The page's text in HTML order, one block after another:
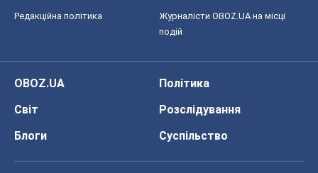
Редакційна політика
Журналісти OBOZ.UA на місці
подій
OBOZ.UA
Політика
Світ
Розслідування
Блоги
Суспільство